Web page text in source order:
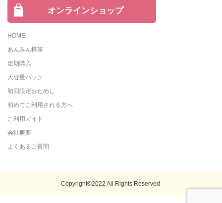
オンラインショップ
HOME
あんみん樺茶
定期購入
大容量パック
初回限定おためし
初めてご利用される方へ
ご利用ガイド
会社概要
よくあるご質問
Copyright©2022 All Rights Reserved